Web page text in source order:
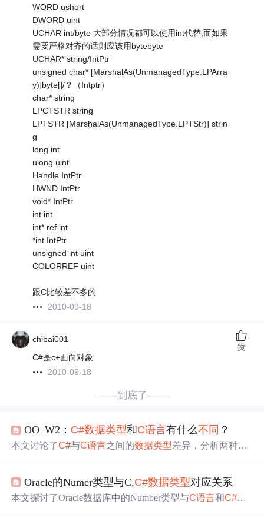
WORD ushort
DWORD uint
UCHAR int/byte 大部分情况都可以使用int代替,而如果
需要严格对齐的话则应该用bytebyte
UCHAR* string/IntPtr
unsigned char* [MarshalAs(UnmanagedType.LPArra
y)]byte[]/？（Intptr）
char* string
LPCTSTR string
LPTSTR [MarshalAs(UnmanagedType.LPTStr)] strin
g
long int
ulong uint
Handle IntPtr
HWND IntPtr
void* IntPtr
int int
int* ref int
*int IntPtr
unsigned int uint
COLORREF uint
跟C比较差不多的
2010-09-18
chibai001
C#是c+面向对象
2010-09-18
赞
——到底了——
OO_W2： C#数据类型和C语言有什么不同 ？
本文讨论了C#与C语言之间的数据类型差异，分析两种语
Oracle的Numer类型与C,C#数据类型对应关系
本文探讨了Oracle数据库中的Number类型与C语言和C#语